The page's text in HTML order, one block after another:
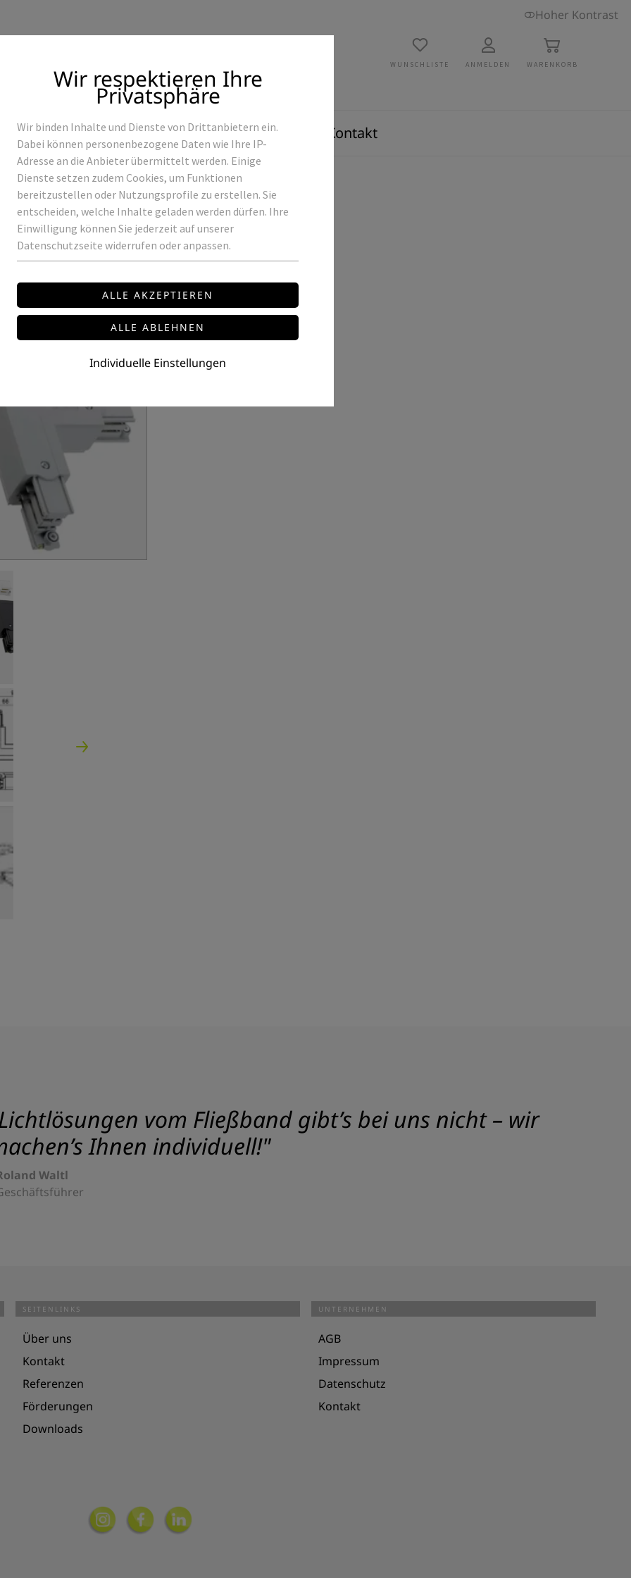
Hoher Kontrast
WUNSCHLISTE ANMELDEN WARENKORB
Produkte Referenzen Kontakt
GLOBAL
L-VERBINDER-AU
Preis auf Anfrage
Wir respektieren Ihre
Privatsphäre
Wir binden Inhalte und Dienste von Drittanbietern ein.
Dabei können personenbezogene Daten wie Ihre IP-
Adresse an die Anbieter übermittelt werden. Einige
Dienste setzen zudem Cookies, um Funktionen
bereitzustellen oder Nutzungsprofile zu erstellen. Sie
entscheiden, welche Inhalte geladen werden dürfen. Ihre
Einwilligung können Sie jederzeit auf unserer
Datenschutzseite widerrufen oder anpassen.
Individuelle Einstellungen
vom Fließband gibt’s bei uns nicht – wir
Ihnen individuell!"
Waltl
SEITENLINKS
Über uns
Kontakt
Referenzen
Förderungen
Downloads
UNTERNEHMEN
AGB
Impressum
Datenschutz
Kontakt